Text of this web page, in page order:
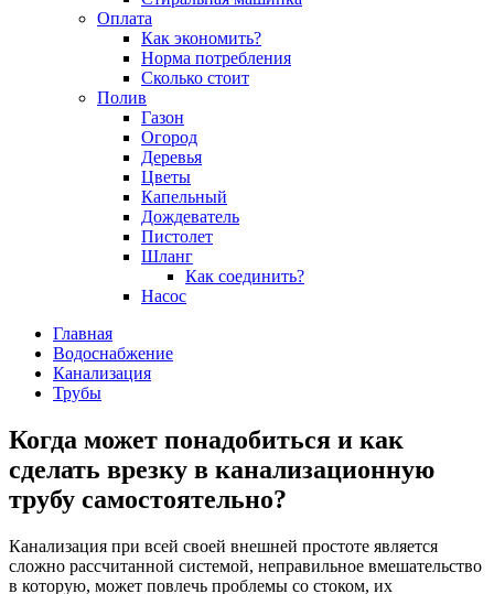
Оплата
Как экономить?
Норма потребления
Сколько стоит
Полив
Газон
Огород
Деревья
Цветы
Капельный
Дождеватель
Пистолет
Шланг
Как соединить?
Насос
Главная
Водоснабжение
Канализация
Трубы
Когда может понадобиться и как
сделать врезку в канализационную
трубу самостоятельно?
Канализация при всей своей внешней простоте является
сложно рассчитанной системой, неправильное вмешательство
в которую, может повлечь проблемы со стоком, их